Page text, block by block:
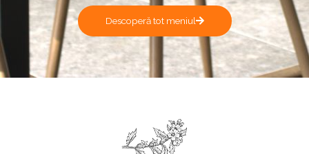
Descoperă tot meniul